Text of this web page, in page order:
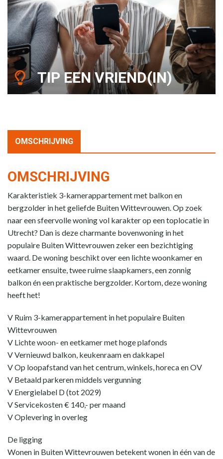
TIP EEN VRIEND(IN)
OMSCHRIJVING
OMSCHRIJVING
Karakteristiek 3-kamerappartement met balkon en
bergzolder in het geliefde Buiten Wittevrouwen. Op zoek
naar een sfeervolle woning vol karakter op een toplocatie in
Utrecht? Dan is deze charmante bovenwoning in het
populaire Buiten Wittevrouwen zeker een bezichtiging
waard. De woning beschikt over een lichte woonkamer en
eetkamer ensuite, twee ruime slaapkamers, een zonnig
balkon én een praktische bergzolder. Kortom, deze woning
heeft het!
V Ruim 3-kamerappartement in het populaire Buiten
Wittevrouwen
V Lichte woon- en eetkamer met hoge plafonds
V Vernieuwd balkon, keukenraam en dakkapel
V Op loopafstand van het centrum, winkels, horeca en OV
V Betaald parkeren middels vergunning
V Energielabel D (tot 2029)
V Servicekosten € 140,- per maand
V Oplevering in overleg
De ligging
Wonen in Buiten Wittevrouwen betekent wonen in één van de